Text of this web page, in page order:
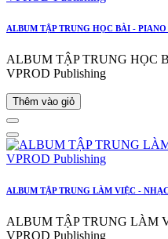
ALBUM TẬP TRUNG HỌC BÀI -
ALBUM TẬP TRUNG HỌC
VPROD Publishing
Thêm vào giỏ
ALBUM TẬP TRUNG LÀM VIỆC -
ALBUM TẬP TRUNG LÀM
VPROD Publishing